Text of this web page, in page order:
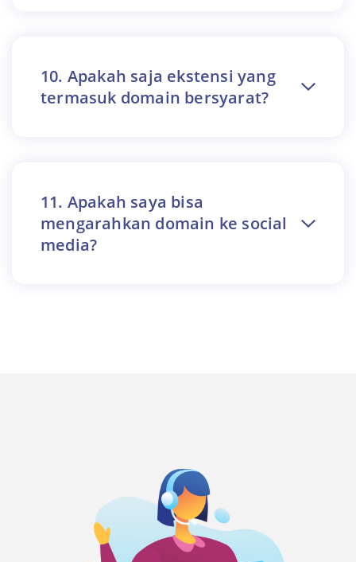
10. Apakah saja ekstensi yang
termasuk domain bersyarat?
11. Apakah saya bisa
mengarahkan domain ke social
media?